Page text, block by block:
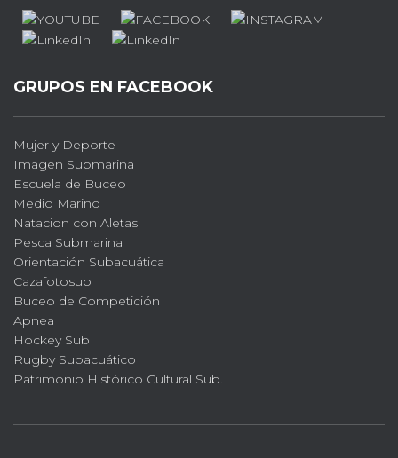
GRUPOS EN FACEBOOK
Mujer y Deporte
Imagen Submarina
Escuela de Buceo
Medio Marino
Natacion con Aletas
Pesca Submarina
Orientación Subacuática
Cazafotosub
Buceo de Competición
Apnea
Hockey Sub
Rugby Subacuático
Patrimonio Histórico Cultural Sub.